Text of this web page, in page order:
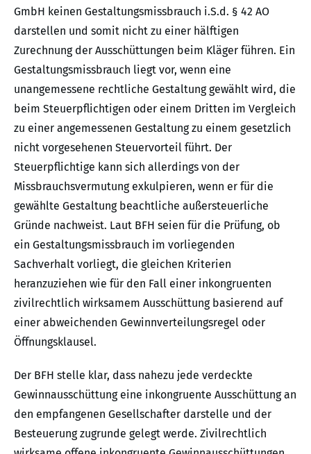
GmbH keinen Gestaltungsmissbrauch i.S.d. § 42 AO
darstellen und somit nicht zu einer hälftigen
Zurechnung der Ausschüttungen beim Kläger führen. Ein
Gestaltungsmissbrauch liegt vor, wenn eine
unangemessene rechtliche Gestaltung gewählt wird, die
beim Steuerpflichtigen oder einem Dritten im Vergleich
zu einer angemessenen Gestaltung zu einem gesetzlich
nicht vorgesehenen Steuervorteil führt. Der
Steuerpflichtige kann sich allerdings von der
Missbrauchsvermutung exkulpieren, wenn er für die
gewählte Gestaltung beachtliche außersteuerliche
Gründe nachweist. Laut BFH seien für die Prüfung, ob
ein Gestaltungsmissbrauch im vorliegenden
Sachverhalt vorliegt, die gleichen Kriterien
heranzuziehen wie für den Fall einer inkongruenten
zivilrechtlich wirksamem Ausschüttung basierend auf
einer abweichenden Gewinnverteilungsregel oder
Öffnungsklausel.
Der BFH stelle klar, dass nahezu jede verdeckte
Gewinnausschüttung eine inkongruente Ausschüttung an
den empfangenen Gesellschafter darstelle und der
Besteuerung zugrunde gelegt werde. Zivilrechtlich